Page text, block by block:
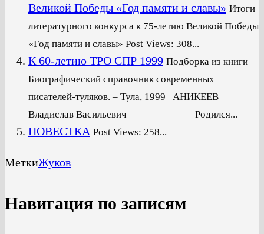
Великой Победы «Год памяти и славы» Итоги
литературного конкурса к 75-летию Великой Победы
«Год памяти и славы» Post Views: 308...
К 60-летию ТРО СПР 1999 Подборка из книги
Биографический справочник современных
писателей-туляков. – Тула, 1999 АНИКЕЕВ
Владислав Васильевич Родился...
ПОВЕСТКА Post Views: 258...
МеткиЖуков
Навигация по записям